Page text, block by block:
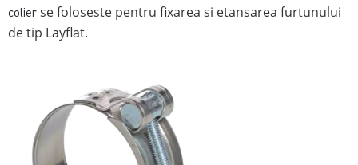
colierse foloseste pentru fixarea si etansarea furtunului
de tip Layflat.